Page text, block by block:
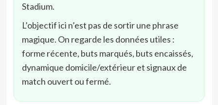
Stadium.
L’objectif ici n’est pas de sortir une phrase
magique. On regarde les données utiles :
forme récente, buts marqués, buts encaissés,
dynamique domicile/extérieur et signaux de
match ouvert ou fermé.